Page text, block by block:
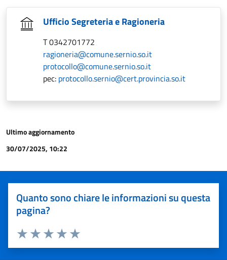
Ufficio Segreteria e Ragioneria
T 0342701772
ragioneria@comune.sernio.so.it
protocollo@comune.sernio.so.it
pec: protocollo.sernio@cert.provincia.so.it
Ultimo aggiornamento
30/07/2025, 10:22
Quanto sono chiare le informazioni su questa
pagina?
Valuta 5 stelle su 5
Valuta 4 stelle su 5
Valuta 3 stelle su 5
Valuta 2 stelle su 5
Valuta 1 stelle su 5